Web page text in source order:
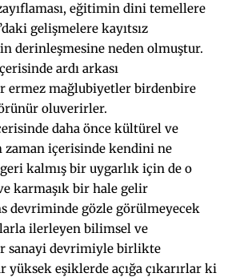
eğitimin dini temellere
gelişmelere kayıtsız
derinleşmesine neden olmuştur.
ardı arkası
ermez mağlubiyetler birdenbire
oluverirler.
daha önce kültürel ve
içerisinde kendini ne
kalmış bir uygarlık için de o
karmaşık bir hale gelir
devriminde gözle görülmeyecek
ilerleyen bilimsel ve
sanayi devrimiyle birlikte
eşiklerde açığa çıkarırlar ki